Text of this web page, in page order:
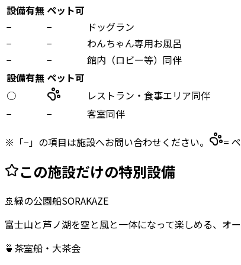
設備有無 ペット可
−
−
ドッグラン
−
−
わんちゃん専用お風呂
−
−
館内（ロビー等）同伴
設備有無 ペット可
○
レストラン・食事エリア同伴
−
−
客室同伴
※「−」の項目は施設へお問い合わせください。
=
この施設だけの特別設備
🚢緑の公園船SORAKAZE
富士山と芦ノ湖を空と風と一体になって楽しめる、オ
🍵 茶室船・大茶会